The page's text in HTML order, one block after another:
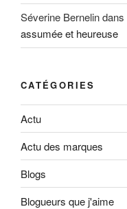
Séverine Bernelindans
assumée et heureuse
CATÉGORIES
Actu
Actu des marques
Blogs
Blogueurs que j'aime